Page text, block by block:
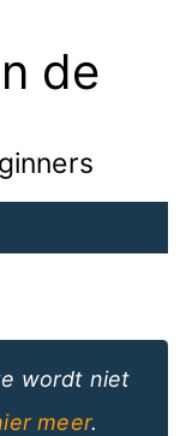
de
wordt niet
meer.